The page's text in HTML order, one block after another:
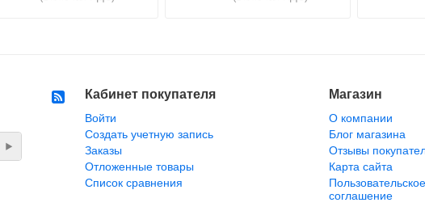
Кабинет покупателя
Войти
Создать учетную запись
Заказы
Отложенные товары
Список сравнения
Магазин
О компании
Блог магазина
Отзывы
Карта сайта
Пользовательское
соглашение